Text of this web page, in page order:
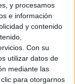
y procesamos
e información
y contenido
Con su
utilizar datos de
mediante las
para otorgarnos
restos de la
, mostrando un
más débiles.
si la
por la
evolucionó más